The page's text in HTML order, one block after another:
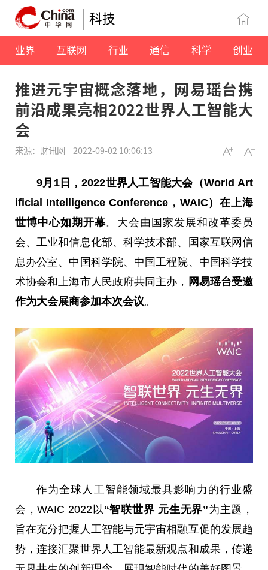
科技
业界 互联网 行业 通信 科学 创业
推进元宇宙概念落地，网易瑶台携
前沿成果亮相2022世界人工智能大
会
来源：财讯网 2022-09-02 10:06:13
9月 1日，2022世界人工智能大会（World Art
ificial Intelligence Conference， WAIC）在上海
世博中心如期开幕。大会由国家发展和改革委员
会、工业和信息化部、科学技术部、国家互联网信
息办公室、中国科学院、中国工程院、中国科学技
术协会和上海市人民政府共同主办， 网易瑶台受邀
作为大会展商参加本次会议。
作为全球人工智能领域最具影响力的行业盛
会，WAIC 2022以“智联世界 元生无界”为主题，
旨在充分把握人工智能与元宇宙相融互促的发展趋
势，连接汇聚世界人工智能最新观点和成果，传递